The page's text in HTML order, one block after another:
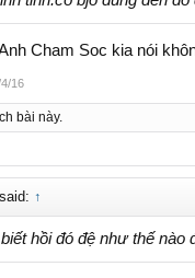
Cham Soc kia nói
16
bài này.
↑
hồi đó đệ như thế nào